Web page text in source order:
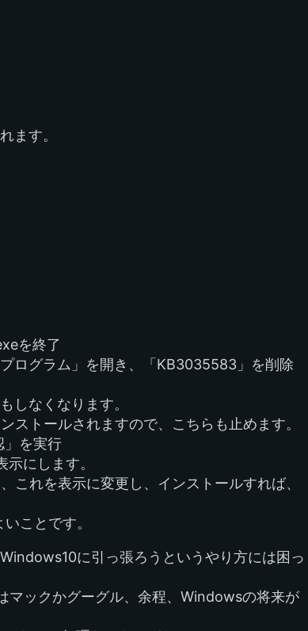
ます。
を終了
ログラム」を開き、「KB3035583」を削除
しなくなります。
トールされますので、こちらも止めます。
を実行
にします。
これを表示に変更し、インストールすれば、
ことです。
に引っ張ろうというやり方には困っ
マックかグーグル、余程、Windowsの将来が